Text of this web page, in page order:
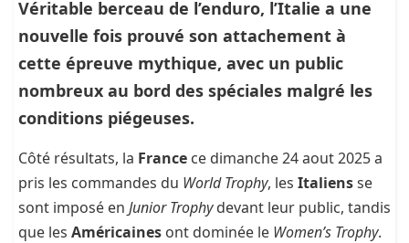
Véritable berceau de l’enduro, l’Italie a une
nouvelle fois prouvé son attachement à
cette épreuve mythique, avec un public
nombreux au bord des spéciales malgré les
conditions piégeuses.
Côté résultats, la France ce dimanche 24 aout 2025 a
pris les commandes du World Trophy, les Italiensse
sont imposé en Junior Trophydevant leur public, tandis
que les Américaines ont dominée le Women’s Trophy.